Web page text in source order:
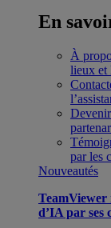
En
À
lieux et
par les
Nouveautés
TeamViewer
d’IA par ses